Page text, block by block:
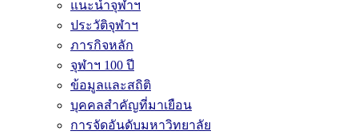
แนะนำจุฬาฯ
ประวัติจุฬาฯ
ภารกิจหลัก
จุฬาฯ 100 ปี
ข้อมูลและสถิติ
บุคคลสำคัญที่มาเยือน
การจัดอันดับมหาวิทยาลัย